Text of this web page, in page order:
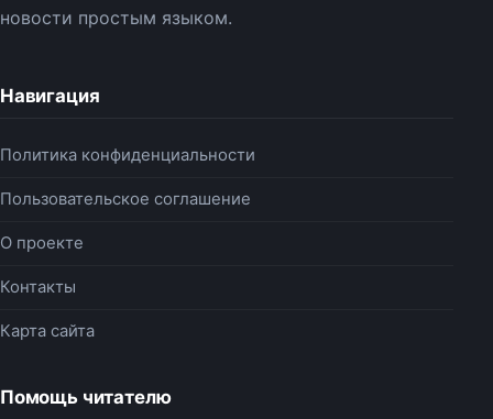
новости простым языком.
Навигация
Политика конфиденциальности
Пользовательское соглашение
О проекте
Контакты
Карта сайта
Помощь читателю